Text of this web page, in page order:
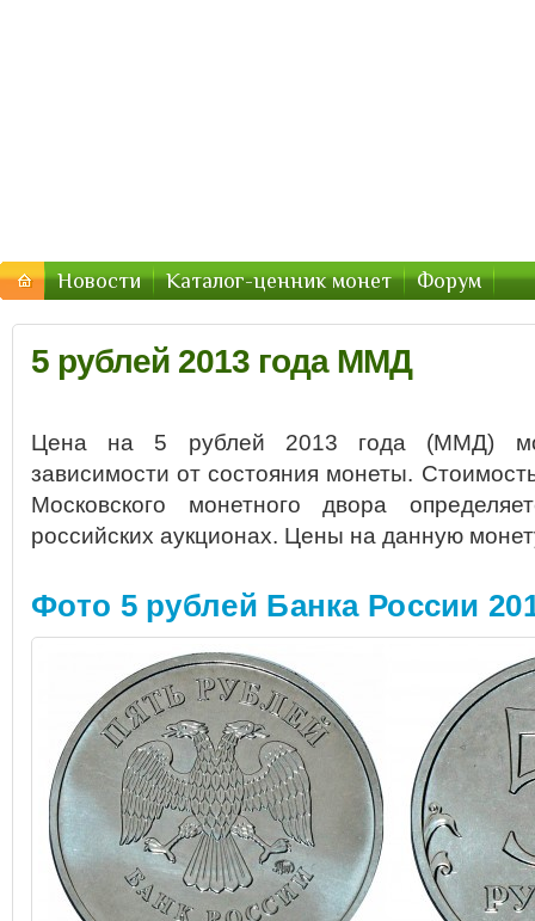
Новости Каталог-ценник монет Форум
5 рублей 2013 года ММД
Цена на 5 рублей 2013 года (ММД)
зависимости от состояния монеты.
Московского монетного двора
российских аукционах. Цены на данную
Фото 5 рублей Банка России